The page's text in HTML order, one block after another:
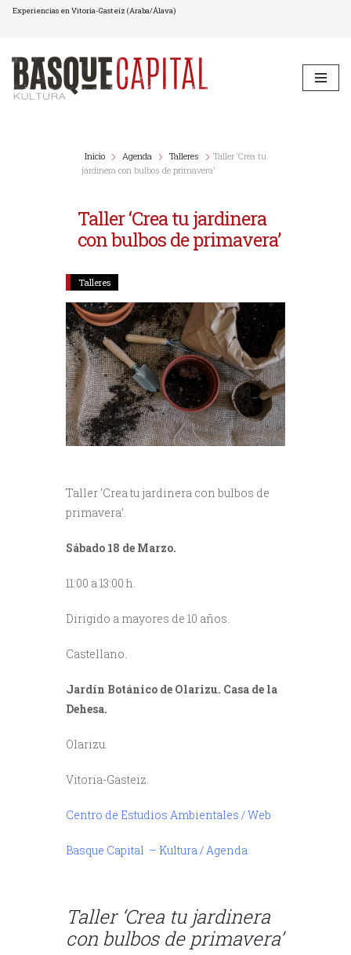
al
contenido
Experiencias en Vitoria-Gasteiz (Araba/Álava)
Inicio Agenda Talleres
Taller ‘Crea tu
jardinera con bulbos de primavera’
Taller ‘Crea tu jardinera
con bulbos de primavera’
Talleres
Taller ‘Crea tu jardinera con bulbos de
primavera’.
Sábado 18 de Marzo.
11:00 a 13:00 h.
Dirigido a mayores de 10 años.
Castellano.
Jardín Botánico de Olarizu. Casa de la
Dehesa.
Olarizu.
Vitoria-Gasteiz.
Centro de Estudios Ambientales / Web
Basque Capital – Kultura / Agenda
Taller ‘Crea tu jardinera
con bulbos de primavera’